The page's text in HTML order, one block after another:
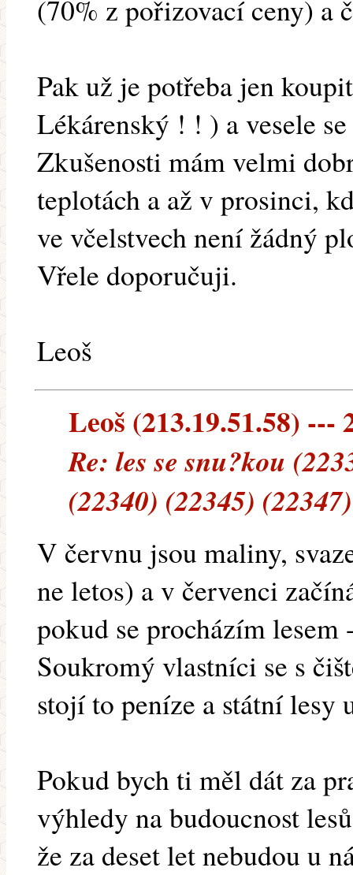
(70% z pořizovací ceny) a
Pak už je potřeba jen
Lékárenský ! ! ) a vesele
Zkušenosti mám velmi
teplotách a až v prosinci,
ve včelstvech není žádný
Vřele doporučuji.
Leoš
Leoš (213.19.51.58) ---
Re: les se snu?kou
(22340) (22345)
V červnu jsou maliny,
ne letos) a v červenci
pokud se procházím
Soukromý vlastníci se s
stojí to peníze a státní lesy
Pokud bych ti měl dát za
výhledy na budoucnost
že za deset let nebudou u